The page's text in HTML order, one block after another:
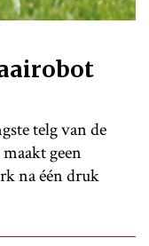
telg van de
geen
na één druk